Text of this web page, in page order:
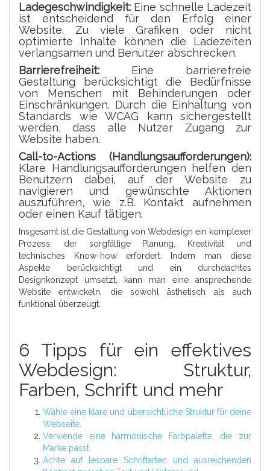
Ladegeschwindigkeit: Eine schnelle Ladezeit
ist entscheidend für den Erfolg einer
Website. Zu viele Grafiken oder nicht
optimierte Inhalte können die Ladezeiten
verlangsamen und Benutzer abschrecken.
Barrierefreiheit: Eine barrierefreie
Gestaltung berücksichtigt die Bedürfnisse
von Menschen mit Behinderungen oder
Einschränkungen. Durch die Einhaltung von
Standards wie WCAG kann sichergestellt
werden, dass alle Nutzer Zugang zur
Website haben.
Call-to-Actions (Handlungsaufforderungen):
Klare Handlungsaufforderungen helfen den
Benutzern dabei, auf der Website zu
navigieren und gewünschte Aktionen
auszuführen, wie z.B. Kontakt aufnehmen
oder einen Kauf tätigen.
Insgesamt ist die Gestaltung von Webdesign ein komplexer
Prozess, der sorgfältige Planung, Kreativität und
technisches Know-how erfordert. Indem man diese
Aspekte berücksichtigt und ein durchdachtes
Designkonzept umsetzt, kann man eine ansprechende
Website entwickeln, die sowohl ästhetisch als auch
funktional überzeugt.
6 Tipps für ein effektives
Webdesign: Struktur,
Farben, Schrift und mehr
Wähle eine klare und übersichtliche Struktur für deine
Webseite.
Verwende eine harmonische Farbpalette, die zur
Marke passt.
Achte auf lesbare Schriftarten und ausreichenden